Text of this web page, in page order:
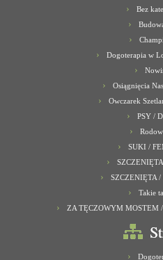
Bez
Dogoterapia w
Osiągnięcia
Owczarek
PSY /
SUKI /
SZCZENIĘTA /
Takie
ZA TĘCZOWYM MOSTEM